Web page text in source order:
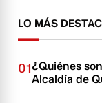
LO MÁS
01¿Quiénes
Alcaldía de